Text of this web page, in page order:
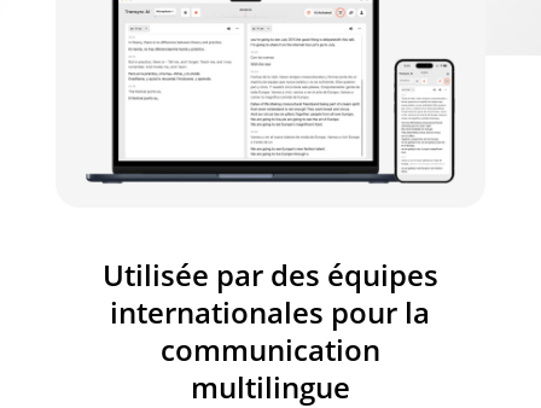
Utilisée par des équipes
internationales pour la
communication
multilingue